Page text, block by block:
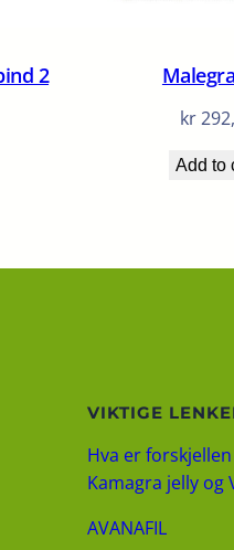
2
kr
Add to
VIKTIGE
Hva er
Kamagra jelly og
AVANAFIL